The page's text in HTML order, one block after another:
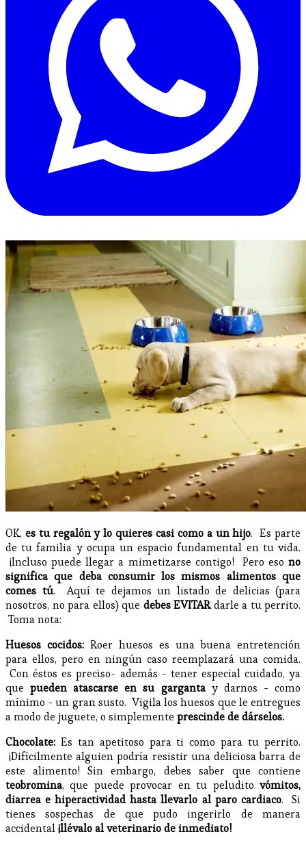
OK, es tu regalón y lo quieres casi como a un hijo. Es parte
de tu familia y ocupa un espacio fundamental en tu vida.
¡Incluso puede llegar a mimetizarse contigo! Pero eso no
significa que deba consumir los mismos alimentos que
comes tú. Aquí te dejamos un listado de delicias (para
nosotros, no para ellos) que debes EVITARdarle a tu perrito.
Toma nota:
Huesos cocidos: Roer huesos es una buena entretención
para ellos, pero en ningún caso reemplazará una comida.
Con éstos es preciso- además - tener especial cuidado, ya
quepueden atascarse en su gargantay darnos - como
mínimo - un gran susto. Vigila los huesos que le entregues
a modo de juguete, o simplemente prescinde de dárselos.
Chocolate: Es tan apetitoso para ti como para tu perrito.
¡Difícilmente alguien podría resistir una deliciosa barra de
este alimento! Sin embargo, debes saber que contiene
teobromina, que puede provocar en tu peludito vómitos,
diarrea e hiperactividad hasta llevarlo al paro cardiaco. Si
tienes sospechas de que pudo ingerirlo de manera
accidental¡llévalo al veterinario de inmediato!